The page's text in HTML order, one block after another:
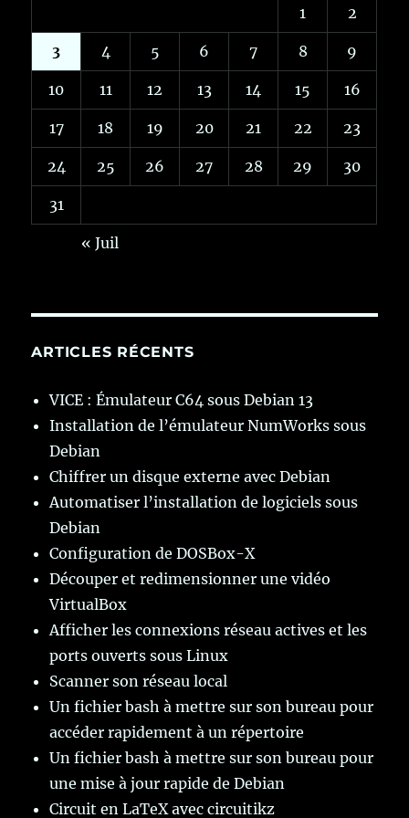
1 2
3 4 5 6 7 8 9
10 11 12 13 14 15 16
17 18 19 20 21 22 23
24 25 26 27 28 29 30
31
« Juil
ARTICLES RÉCENTS
VICE : Émulateur C64 sous Debian 13
Installation de l’émulateur NumWorks sous
Debian
Chiffrer un disque externe avec Debian
Automatiser l’installation de logiciels sous
Debian
Configuration de DOSBox-X
Découper et redimensionner une vidéo
VirtualBox
Afficher les connexions réseau actives et les
ports ouverts sous Linux
Scanner son réseau local
Un fichier bash à mettre sur son bureau pour
accéder rapidement à un répertoire
Un fichier bash à mettre sur son bureau pour
une mise à jour rapide de Debian
Circuit en LaTeX avec circuitikz